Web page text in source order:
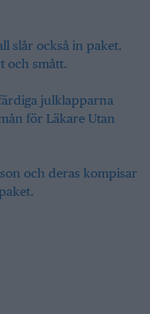
slår också in paket.
och smått.
julklapparna
för Läkare Utan
och deras kompisar